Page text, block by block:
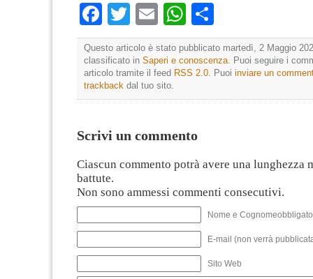
Facebook
TwitterEmailWhatsApp
Questo articolo è stato pubblicato martedì, 2 Maggio
classificato in Saperi e conoscenza . Puoi seguire i
articolo tramite il feed RSS 2.0 . Puoi inviare un
trackback dal tuo sito.
Scrivi un commento
Ciascun commento potrà avere una lunghezza
battute.
Non sono ammessi commenti consecutivi.
Nome e
E-mail (non verrà
Sito Web